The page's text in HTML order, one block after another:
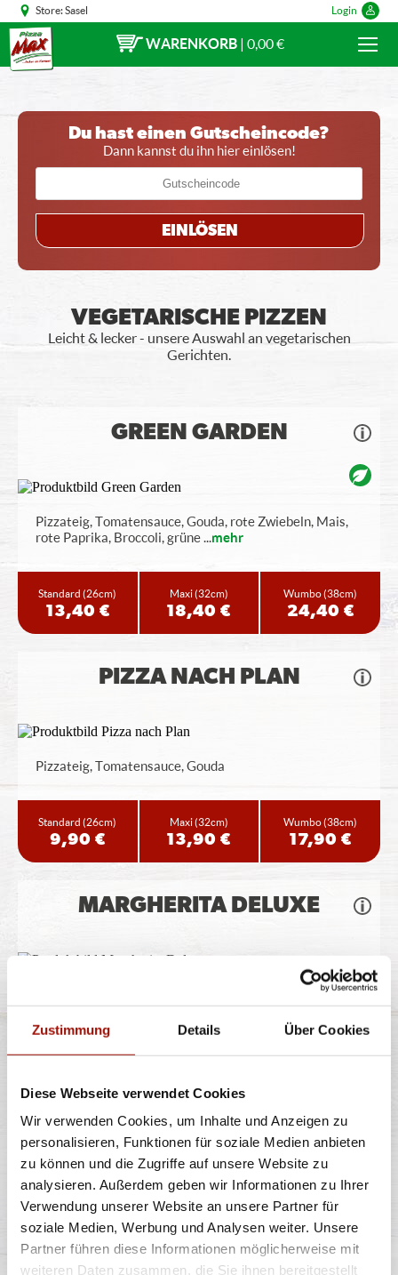
Zustimmung Details Über Cookies
Diese Webseite verwendet Cookies
Wir verwenden Cookies, um Inhalte und Anzeigen zu
personalisieren, Funktionen für soziale Medien anbieten
zu können und die Zugriffe auf unsere Website zu
analysieren. Außerdem geben wir Informationen zu Ihrer
Verwendung unserer Website an unsere Partner für
soziale Medien, Werbung und Analysen weiter. Unsere
Partner führen diese Informationen möglicherweise mit
weiteren Daten zusammen, die Sie ihnen bereitgestellt
Store:Sasel Login
WARENKORB | 0,00 €
Du hast einen Gutscheincode?
Dann kannst du ihn hier einlösen!
EINLÖSEN
VEGETARISCHE PIZZEN
Leicht & lecker - unsere Auswahl an vegetarischen
Gerichten.
GREEN GARDEN
Pizzateig, Tomatensauce, Gouda, rote Zwiebeln, Mais,
rote Paprika, Broccoli, grüne...mehr
Standard(26cm)
13,40 €
Maxi(32cm)
18,40 €
Wumbo(38cm)
24,40 €
PIZZA NACH PLAN
Pizzateig, Tomatensauce, Gouda
Standard(26cm)
9,90 €
Maxi(32cm)
13,90 €
Wumbo(38cm)
17,90 €
MARGHERITA DELUXE
Pizzateig, Tomatensauce, Gouda, Tomaten, Mozzarella,
Basilikumpesto
FUNGHI
Pizzateig, Tomatensauce, Gouda, Champignons